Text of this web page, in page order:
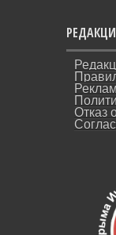
Отказ